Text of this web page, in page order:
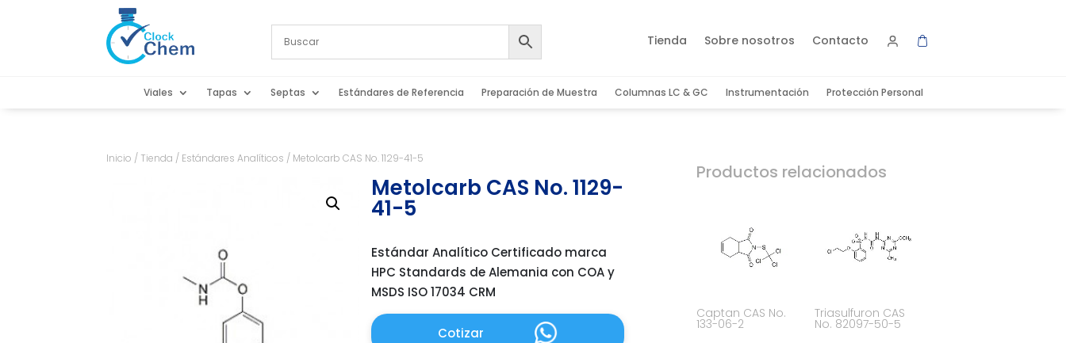
Tienda Sobre nosotros Contacto
Viales Tapas Septas Estándares de Referencia Preparación de Muestra Columnas LC & GC Instrumentación Protección Personal
Inicio / Tienda / Estándares Analíticos / Metolcarb CAS No. 1129-41-5
Metolcarb CAS No. 1129-
41-5
Estándar Analítico Certificado marca
HPC Standards de Alemania con COA y
MSDS ISO 17034 CRM
Cotizar
Productos relacionados
Captan CAS No.
133-06-2
Triasulfuron CAS
No. 82097-50-5